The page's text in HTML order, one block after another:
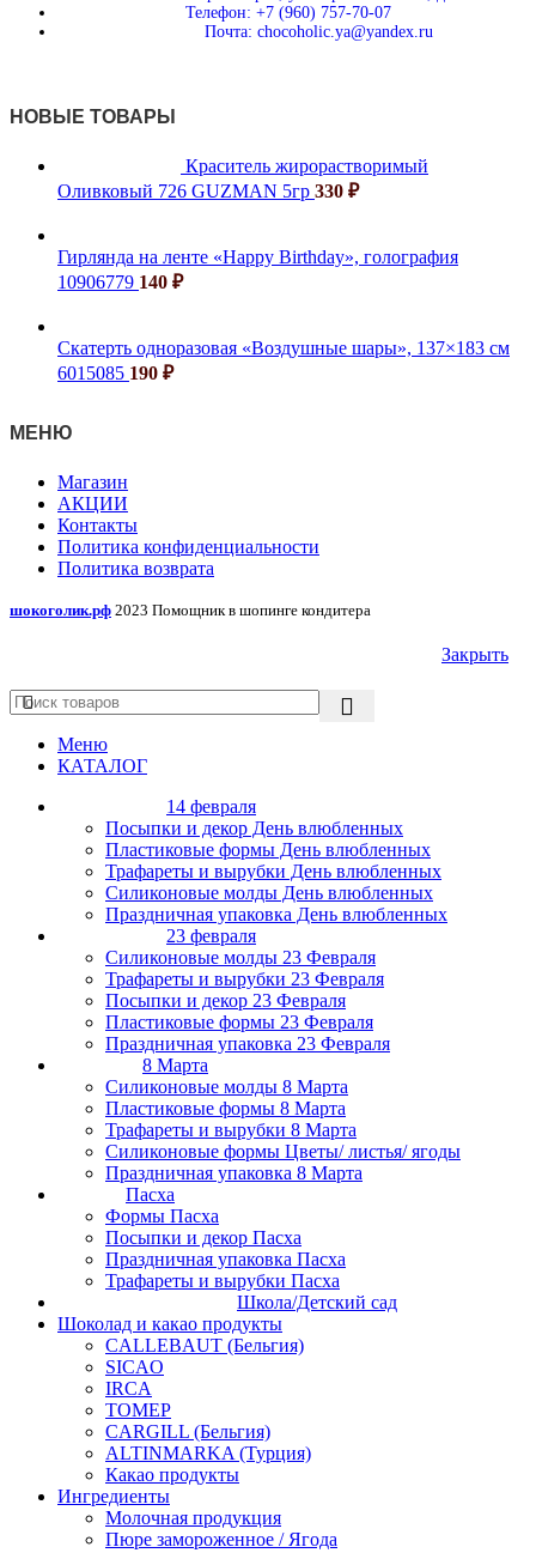
Телефон: +7 (960) 757-70-07
Почта: chocoholic.ya@yandex.ru
НОВЫЕ ТОВАРЫ
Краситель жирорастворимый
Оливковый 726 GUZMAN 5гр 330 ₽
Гирлянда на ленте «Happy Birthday», голография
10906779 140 ₽
Скатерть одноразовая «Воздушные шары», 137×183 см
6015085 190 ₽
МЕНЮ
Магазин
АКЦИИ
Контакты
Политика конфиденциальности
Политика возврата
шокоголик.рф 2023 Помощник в шопинге кондитера
Закрыть
Меню
КАТАЛОГ
14 февраля
Посыпки и декор День влюбленных
Пластиковые формы День влюбленных
Трафареты и вырубки День влюбленных
Силиконовые молды День влюбленных
Праздничная упаковка День влюбленных
23 февраля
Силиконовые молды 23 Февраля
Трафареты и вырубки 23 Февраля
Посыпки и декор 23 Февраля
Пластиковые формы 23 Февраля
Праздничная упаковка 23 Февраля
8 Марта
Силиконовые молды 8 Марта
Пластиковые формы 8 Марта
Трафареты и вырубки 8 Марта
Силиконовые формы Цветы/ листья/ ягоды
Праздничная упаковка 8 Марта
Пасха
Формы Пасха
Посыпки и декор Пасха
Праздничная упаковка Пасха
Трафареты и вырубки Пасха
Школа/Детский сад
Шоколад и какао продукты
CALLEBAUT (Бельгия)
SICAO
IRCA
ТОМЕР
CARGILL (Бельгия)
ALTINMARKA (Турция)
Какао продукты
Ингредиенты
Молочная продукция
Пюре замороженное / Ягода